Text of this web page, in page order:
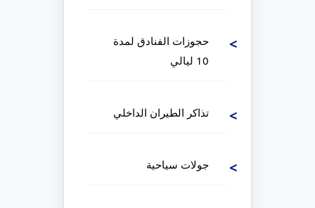
حجوزات الفنادق لمدة
10 ليالي
تذاكر الطيران الداخلي
جولات سياحية